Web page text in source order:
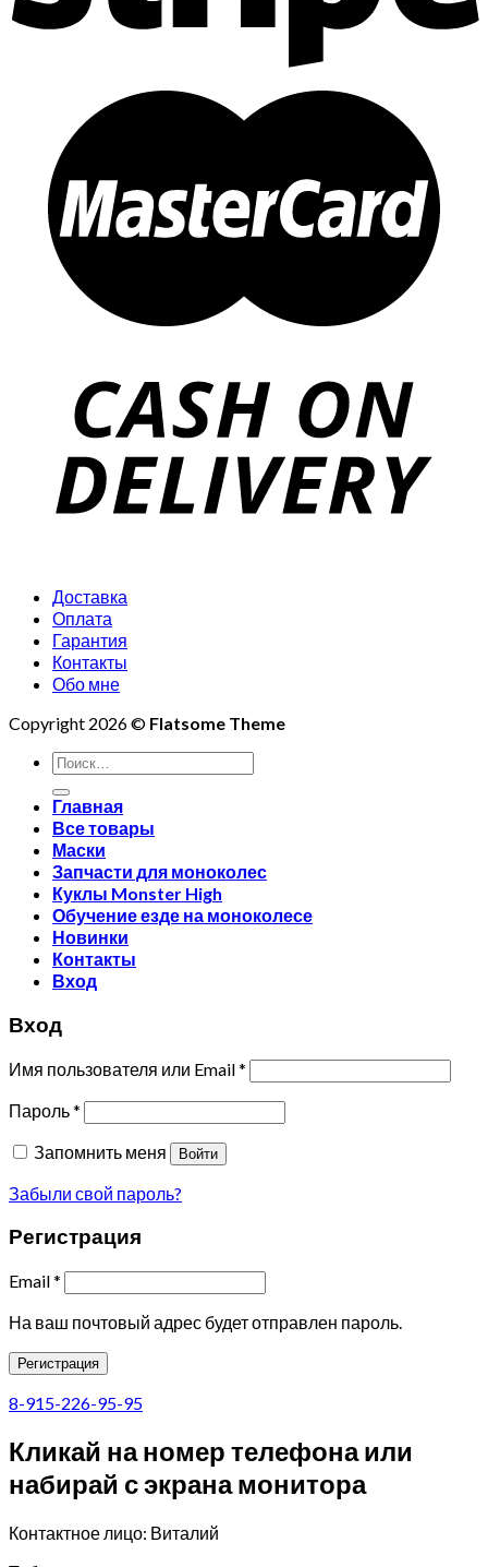
Доставка
Оплата
Гарантия
Контакты
Обо мне
Copyright 2026 © Flatsome Theme
Искать:
Главная
Все товары
Маски
Запчасти для моноколес
Куклы Monster High
Обучение езде на моноколесе
Новинки
Контакты
Вход
Вход
Имя пользователя или Email*
Пароль*
Запомнить меня
Войти
Забыли свой пароль?
Регистрация
Email*
На ваш почтовый адрес будет отправлен пароль.
Регистрация
8-915-226-95-95
Кликай на номер телефона или
набирай с экрана монитора
Контактное лицо: Виталий